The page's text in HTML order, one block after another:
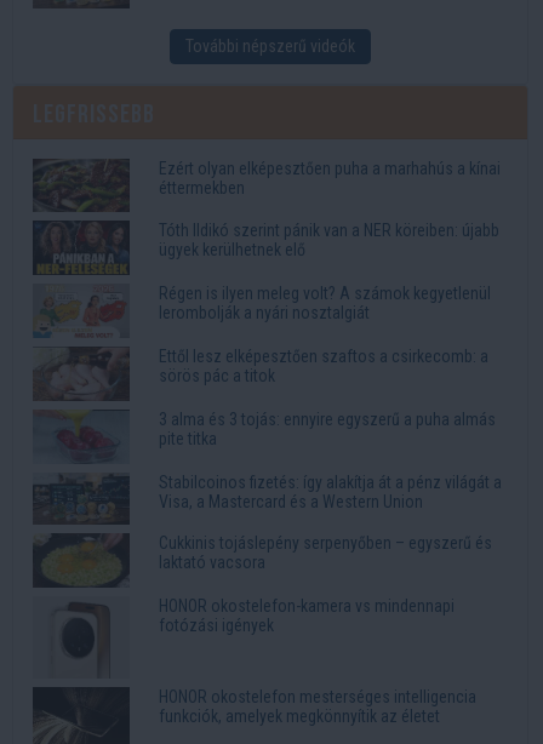
További népszerű videók
Ezért olyan elképesztően puha a marhahús a kínai
éttermekben
Tóth Ildikó szerint pánik van a NER köreiben: újabb
ügyek kerülhetnek elő
Régen is ilyen meleg volt? A számok kegyetlenül
lerombolják a nyári nosztalgiát
Ettől lesz elképesztően szaftos a csirkecomb: a
sörös pác a titok
3 alma és 3 tojás: ennyire egyszerű a puha almás
pite titka
Stabilcoinos fizetés: így alakítja át a pénz világát a
Visa, a Mastercard és a Western Union
Cukkinis tojáslepény serpenyőben – egyszerű és
laktató vacsora
HONOR okostelefon-kamera vs mindennapi
fotózási igények
HONOR okostelefon mesterséges intelligencia
funkciók, amelyek megkönnyítik az életet